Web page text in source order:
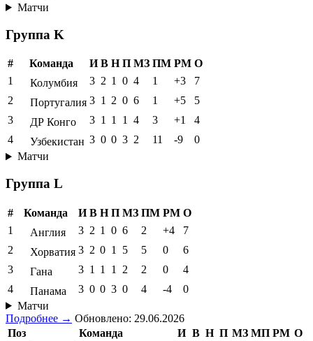
Матчи
Группа K
# Команда И В Н П МЗ ПМ РМ О
1
Колумбия 3 2 1 0 4 1 +3
7
2
Португалия 3 1 2 0 6 1 +5
5
3
ДР Конго 3 1 1 1 4 3 +1
4
4
Узбекистан 3 0 0 3 2 11 -9
0
Матчи
Группа L
# Команда И В Н П МЗ ПМ РМ О
1
Англия 3 2 1 0 6 2 +4
7
2
Хорватия 3 2 0 1 5 5 0
6
3
Гана 3 1 1 1 2 2 0
4
4
Панама 3 0 0 3 0 4 -4
0
Матчи
Подробнее → Обновлено: 29.06.2026
Поз
Команда И В Н П МЗ МП РМ О